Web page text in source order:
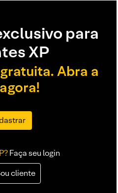
para
XP
Abra a
Faça seu login
cliente